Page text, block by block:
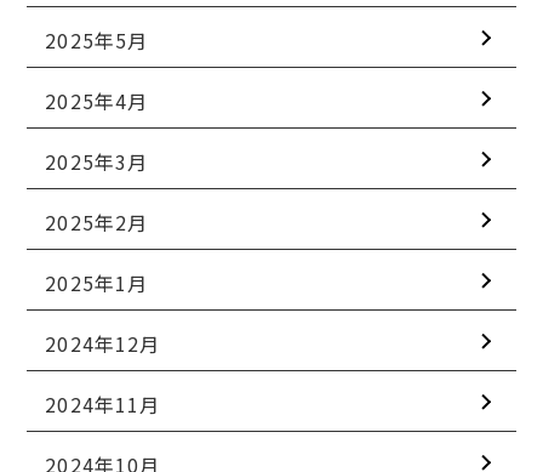
2025年5月
2025年4月
2025年3月
2025年2月
2025年1月
2024年12月
2024年11月
2024年10月